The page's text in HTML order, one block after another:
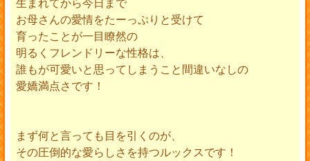
お母さんの愛情をたーっぷりと受けて
育ったことが一目瞭然の
明るくフレンドリーな性格は、
誰もが可愛いと思ってしまうこと間違いなしの
愛嬌満点さです！
まず何と言っても目を引くのが、
その圧倒的な愛らしさを持つルックスです！